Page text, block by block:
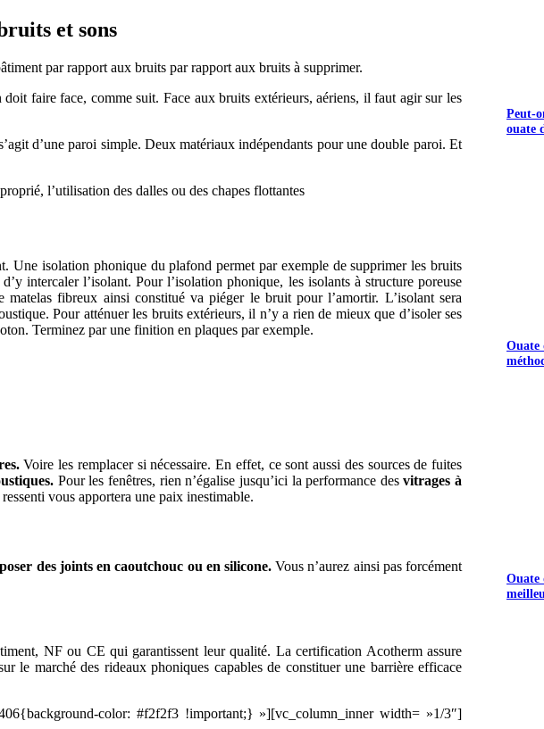
et sons
par rapport aux bruits par rapport aux bruits à supprimer.
faire face, comme suit. Face aux bruits extérieurs, aériens, il faut agir sur les
d’une paroi simple. Deux matériaux indépendants pour une double paroi. Et
l’utilisation des dalles ou des chapes flottantes
Une isolation phonique du plafond permet par exemple de supprimer les bruits
intercaler l’isolant. Pour l’isolation phonique, les isolants à structure poreuse
fibreux ainsi constitué va piéger le bruit pour l’amortir. L’isolant sera
Pour atténuer les bruits extérieurs, il n’y a rien de mieux que d’isoler ses
Terminez par une finition en plaques par exemple.
Voire les remplacer si nécessaire. En effet, ce sont aussi des sources de fuites
Pour les fenêtres, rien n’égalise jusqu’ici la performance desvitrages à
vous apportera une paix inestimable.
poser des joints en caoutchouc ou en silicone.Vous n’aurez ainsi pas forcément
NF ou CE qui garantissent leur qualité. La certification Acotherm assure
le marché des rideaux phoniques capables de constituer une barrière efficace
color: #f2f2f3 !important;} »][vc_column_inner width= »1/3″]
Peut-
ouate
Ouate
Ouate